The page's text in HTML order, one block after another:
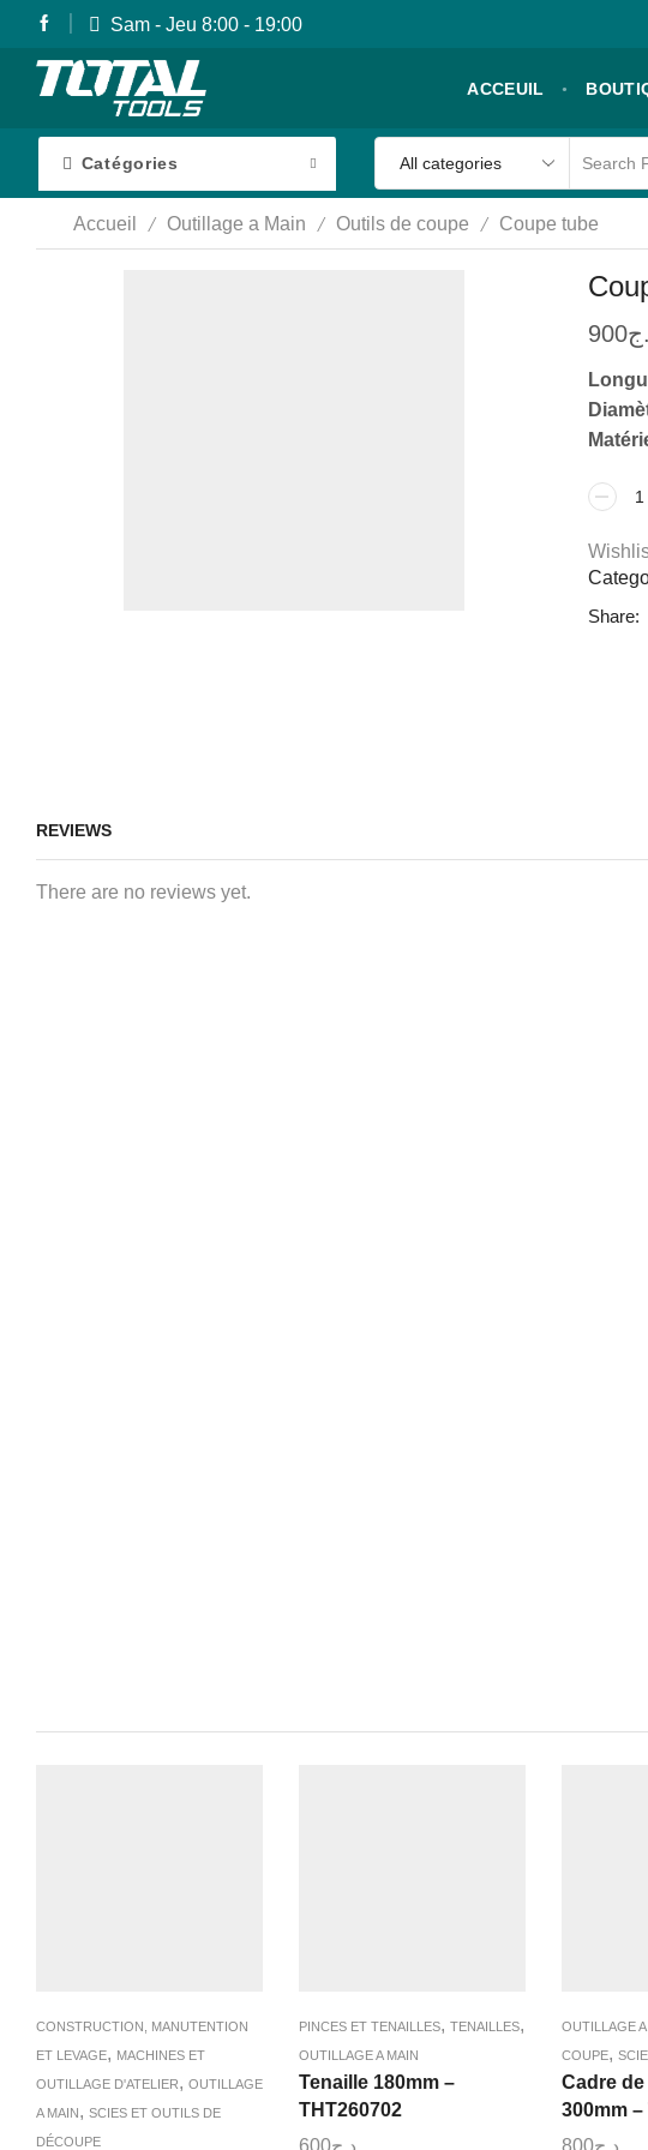
Sam - Jeu 8:00 - 19:00
ACCEUIL
Catégories
Accueil / Outillage a Main / Outils de coupe / Coupe tube
900
quantité
de
Coupe-
tube
Share:
REVIEWS
There are no reviews yet.
CONSTRUCTION, MANUTENTION
ET LEVAGE, MACHINES ET
OUTILLAGE D'ATELIER, OUTILLAGE
A MAIN, SCIES ET OUTILS DE
DÉCOUPE
PINCES ET TENAILLES, TENAILLES,
OUTILLAGE A MAIN
Tenaille 180mm –
THT260702
د.ج600
OUTILLAGE A
COUPE,
Cadre
300mm –
د.ج800